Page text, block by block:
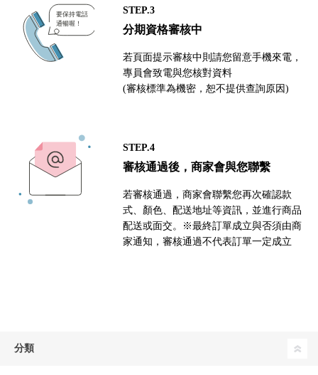
STEP.3
分期資格審核中
若頁面提示審核中則請您留意手機來電，
專員會致電與您核對資料
(審核標準為機密，恕不提供查詢原因)
STEP.4
審核通過後，商家會與您聯繫
若審核通過，商家會聯繫您再次確認款
式、顏色、配送地址等資訊，並進行商品
配送或面交。※最終訂單成立與否須由商
家通知，審核通過不代表訂單一定成立
分類